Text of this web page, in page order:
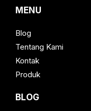
MENU
Blog
Tentang Kami
Kontak
Produk
BLOG